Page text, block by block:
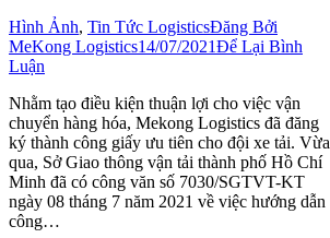
Hình Ảnh, Tin Tức LogisticsĐăng Bởi
MeKong Logistics14/07/2021Để Lại Bình
Luận
Nhằm tạo điều kiện thuận lợi cho việc vận
chuyển hàng hóa, Mekong Logistics đã đăng
ký thành công giấy ưu tiên cho đội xe tải. Vừa
qua, Sở Giao thông vận tải thành phố Hồ Chí
Minh đã có công văn số 7030/SGTVT-KT
ngày 08 tháng 7 năm 2021 về việc hướng dẫn
công…